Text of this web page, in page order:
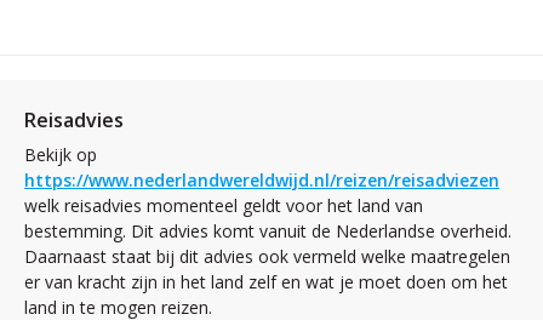
Reisadvies
Bekijk op
https://www.nederlandwereldwijd.nl/reizen/reisadviezen
welk reisadvies momenteel geldt voor het land van
bestemming. Dit advies komt vanuit de Nederlandse overheid.
Daarnaast staat bij dit advies ook vermeld welke maatregelen
er van kracht zijn in het land zelf en wat je moet doen om het
land in te mogen reizen.